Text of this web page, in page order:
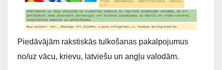
Piedāvājām rakstiskās tulkošanas pakalpojumus
no/uz vācu, krievu, latviešu un angļu valodām.